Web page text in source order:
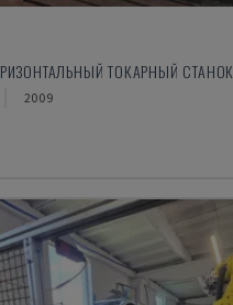
ТОКАРНЫЙ СТАНОК
2009